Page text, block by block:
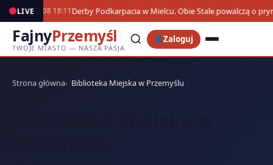
LIVE07.08 18:11 Derby Podkarpacia w Mielcu. Obie Stale powalczą o
FajnyPrzemyśl
TWOJE MIASTO — NASZA PASJA
Zaloguj
Strona główna Biblioteka Miejska w Przemyślu